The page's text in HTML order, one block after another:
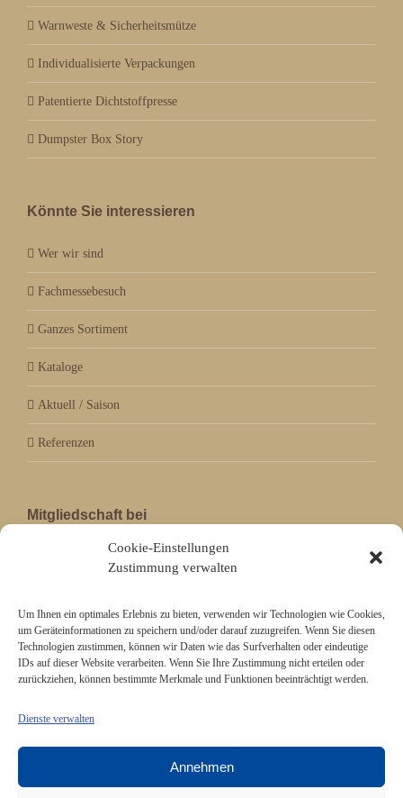
Cookie-Einstellungen
Zustimmung verwalten
Um Ihnen ein optimales Erlebnis zu bieten, verwenden wir Technologien wie Cookies,
um Geräteinformationen zu speichern und/oder darauf zuzugreifen. Wenn Sie diesen
Technologien zustimmen, können wir Daten wie das Surfverhalten oder eindeutige
IDs auf dieser Website verarbeiten. Wenn Sie Ihre Zustimmung nicht erteilen oder
zurückziehen, können bestimmte Merkmale und Funktionen beeinträchtigt werden.
Dienste verwalten
Annehmen
Warnweste & Sicherheitsmütze
Individualisierte Verpackungen
Patentierte Dichtstoffpresse
Dumpster Box Story
Könnte Sie interessieren
Wer wir sind
Fachmessebesuch
Ganzes Sortiment
Kataloge
Aktuell / Saison
Referenzen
Mitgliedschaft bei
All rights reserved © Juerg Siegrist AG 2026 |Datenschutz|